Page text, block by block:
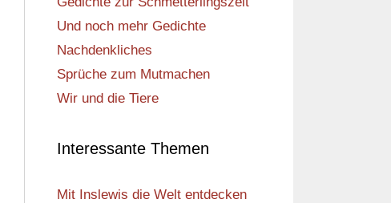
Und noch mehr Gedichte
Nachdenkliches
Sprüche zum Mutmachen
Wir und die Tiere
Interessante Themen
Mit Inslewis die Welt entdecken